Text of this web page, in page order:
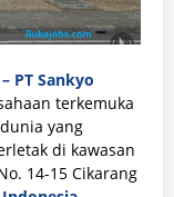
PT Sankyo
terkemuka
yang
di kawasan
14-15 Cikarang